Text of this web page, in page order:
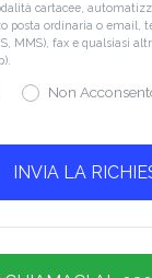
cartacee,
posta ordinaria o email,
MMS), fax e qualsiasi
Non